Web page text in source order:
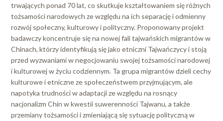
trwających ponad 70 lat, co skutkuje kształtowaniem się różnych
tożsamości narodowych ze względu na ich separację i odmienny
rozwój społeczny, kulturowy i polityczny. Proponowany projekt
badawczy koncentruje się na nowej fali tajwańskich migrantów w
Chinach, którzy identyfikują się jako etniczni Tajwańczycy i stoją
przed wyzwaniami w negocjowaniu swojej tożsamości narodowej
i kulturowej w życiu codziennym. Ta grupa migrantów dzieli cechy
kulturowe i etniczne ze społeczeństwem przyjmującym, ale
napotyka trudności w adaptacji ze względu na rosnący
nacjonalizm Chin w kwestii suwerenności Tajwanu, a także
przemiany tożsamości i zmieniającą się sytuację polityczną w